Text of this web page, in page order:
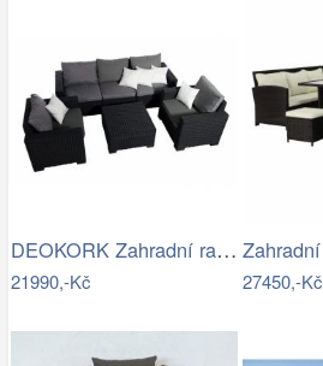
DEOKORK Zahradní ratanová sestava…
21990,-Kč 27450,-Kč